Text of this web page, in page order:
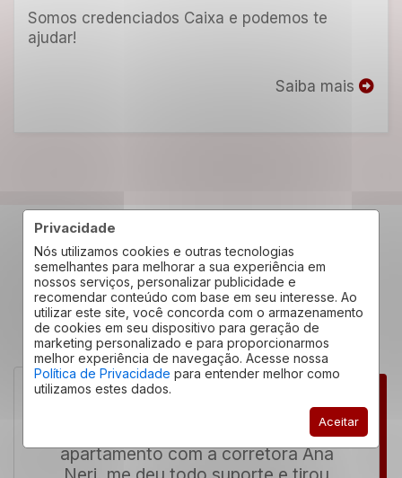
Privacidade
Nós utilizamos cookies e outras tecnologias
semelhantes para melhorar a sua experiência em
nossos serviços, personalizar publicidade e
recomendar conteúdo com base em seu interesse. Ao
utilizar este site, você concorda com o armazenamento
de cookies em seu dispositivo para geração de
marketing personalizado e para proporcionarmos
melhor experiência de navegação. Acesse nossa
Política de Privacidade para entender melhor como
utilizamos estes dados.
Aceitar
Somos credenciados Caixa e podemos te
ajudar!
Saiba mais
Confira os depoimentos
de quem já nos conhece
Isabelle Souza
Excelente! Comprei meu primeiro
apartamento com a corretora Ana